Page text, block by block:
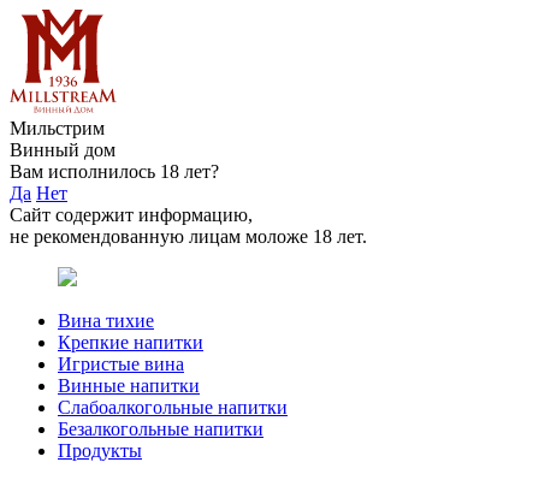
Мильстрим
Винный дом
Вам исполнилось 18 лет?
Да Нет
Сайт содержит информацию,
не рекомендованную лицам моложе 18 лет.
Вина тихие
Крепкие напитки
Игристые вина
Винные напитки
Слабоалкогольные напитки
Безалкогольные напитки
Продукты